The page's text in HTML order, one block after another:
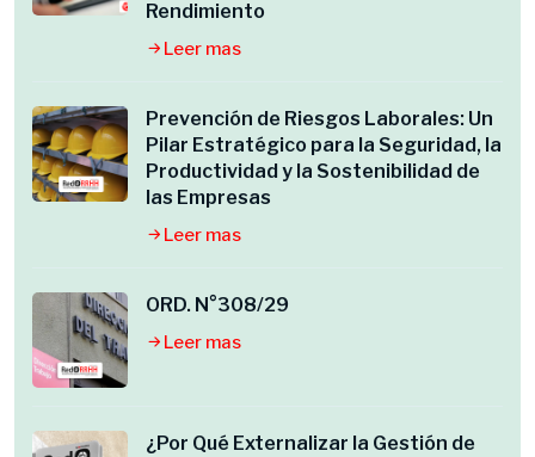
Rendimiento
Leer mas
Prevención de Riesgos Laborales: Un
Pilar Estratégico para la Seguridad, la
Productividad y la Sostenibilidad de
las Empresas
Leer mas
ORD. N°308/29
Leer mas
¿Por Qué Externalizar la Gestión de